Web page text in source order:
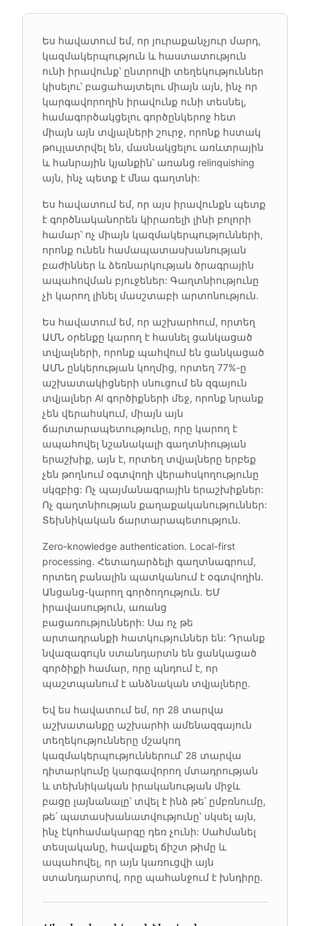
Ես հավատում եմ, որ յուրաքանչյուր մարդ,
կազմակերպություն և հաստատություն
ունի իրավունք՝ ընտրովի տեղեկություններ
կիսելու՝ բացահայտելու միայն այն, ինչ որ
կարգավորողին իրավունք ունի տեսնել,
համագործակցելու գործընկերոջ հետ
միայն այն տվյալների շուրջ, որոնք հստակ
թույլատրվել են, մասնակցելու առևտրային
և հանրային կյանքին՝ առանց relinquishing
այն, ինչ պետք է մնա գաղտնի:
Ես հավատում եմ, որ այս իրավունքն պետք
է գործնականորեն կիրառելի լինի բոլորի
համար՝ ոչ միայն կազմակերպությունների,
որոնք ունեն համապատասխանության
բաժիններ և ձեռնարկության ծրագրային
ապահովման բյուջեներ: Գաղտնիությունը
չի կարող լինել մասշտաբի արտոնություն.
Ես հավատում եմ, որ աշխարհում, որտեղ
ԱՄՆ օրենքը կարող է հասնել ցանկացած
տվյալների, որոնք պահվում են ցանկացած
ԱՄՆ ընկերության կողմից, որտեղ 77%-ը
աշխատակիցների սնուցում են զգայուն
տվյալներ AI գործիքների մեջ, որոնք նրանք
չեն վերահսկում, միայն այն
ճարտարապետությունը, որը կարող է
ապահովել նշանակալի գաղտնիության
երաշխիք, այն է, որտեղ տվյալները երբեք
չեն թողնում օգտվողի վերահսկողությունը
սկզբից: Ոչ պայմանագրային երաշխիքներ:
Ոչ գաղտնիության քաղաքականություններ:
Տեխնիկական ճարտարապետություն.
Zero-knowledge authentication. Local-first
processing. Հետադարձելի գաղտնագրում,
որտեղ բանալին պատկանում է օգտվողին.
Անցանց-կարող գործողություն. ԵՄ
իրավասություն, առանց
բացառությունների: Սա ոչ թե
արտադրանքի հատկություններ են: Դրանք
նվազագույն ստանդարտն են ցանկացած
գործիքի համար, որը պնդում է, որ
պաշտպանում է անձնական տվյալները.
Եվ ես հավատում եմ, որ 28 տարվա
աշխատանքը աշխարհի ամենազգայուն
տեղեկությունները մշակող
կազմակերպություններում՝ 28 տարվա
դիտարկումը կարգավորող մտադրության
և տեխնիկական իրականության միջև
բացը լայնանալը՝ տվել է ինձ թե՛ ըմբռնումը,
թե՛ պատասխանատվությունը՝ սկսել այն,
ինչ էկոհամակարգը դեռ չունի: Սահմանել
տեսլականը, հավաքել ճիշտ թիմը և
ապահովել, որ այն կառուցվի այն
ստանդարտով, որը պահանջում է խնդիրը.